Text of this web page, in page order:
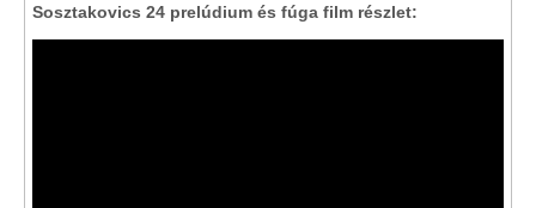
Sosztakovics 24 prelúdium és fúga film részlet: